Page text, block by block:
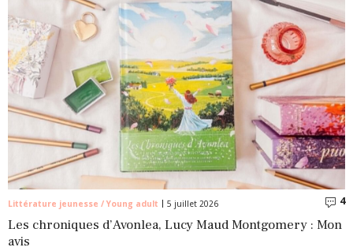
Littérature jeunesse / Young adult 5 juillet 2026 4
Les chroniques d’Avonlea, Lucy Maud Montgomery : Mon
avis